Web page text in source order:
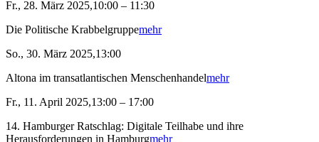
Fr., 28. März 2025,10:00 – 11:30
Die Politische Krabbelgruppemehr
So., 30. März 2025,13:00
Altona im transatlantischen Menschenhandelmehr
Fr., 11. April 2025,13:00 – 17:00
14. Hamburger Ratschlag: Digitale Teilhabe und ihre
Herausforderungen in Hamburgmehr